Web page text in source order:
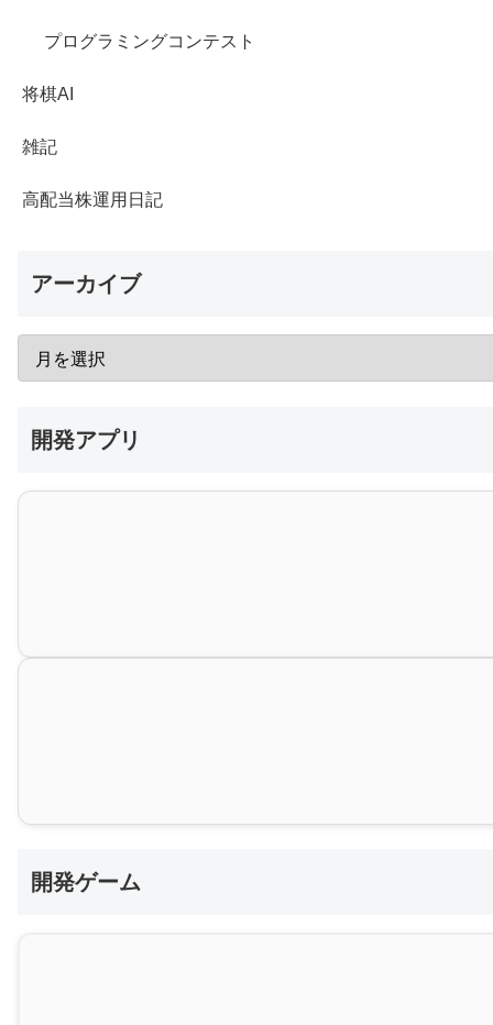
プログラミングコンテスト
将棋AI
雑記
高配当株運用日記
アーカイブ
開発アプリ
開発ゲーム